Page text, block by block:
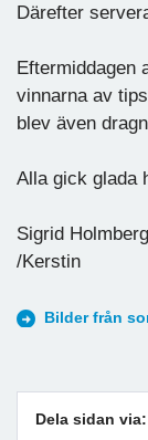
Därefter
Eftermiddagen
vinnarna av
blev även
Alla gick glada
Sigrid Holmberg
/Kerstin
Bilder från
Dela sidan via: